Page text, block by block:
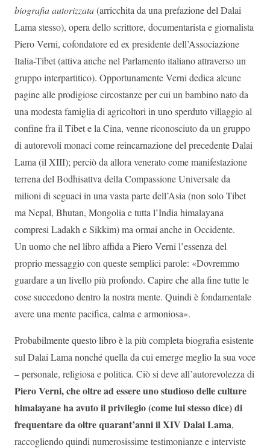
biografia autorizzata(arricchita da una prefazione del Dalai
Lama stesso), opera dello scrittore, documentarista e giornalista
Piero Verni, cofondatore ed ex presidente dell’Associazione
Italia-Tibet (attiva anche nel Parlamento italiano attraverso un
gruppo interpartitico). Opportunamente Verni dedica alcune
pagine alle prodigiose circostanze per cui un bambino nato da
una modesta famiglia di agricoltori in uno sperduto villaggio al
confine fra il Tibet e la Cina, venne riconosciuto da un gruppo
di autorevoli monaci come reincarnazione del precedente Dalai
Lama (il XIII); perciò da allora venerato come manifestazione
terrena del Bodhisattva della Compassione Universale da
milioni di seguaci in una vasta parte dell’Asia (non solo Tibet
ma Nepal, Bhutan, Mongolia e tutta l’India himalayana
compresi Ladakh e Sikkim) ma ormai anche in Occidente.
Un uomo che nel libro affida a Piero Verni l’essenza del
proprio messaggio con queste semplici parole: «Dovremmo
guardare a un livello più profondo. Capire che alla fine tutte le
cose succedono dentro la nostra mente. Quindi è fondamentale
avere una mente pacifica, calma e armoniosa».
Probabilmente questo libro è la più completa biografia esistente
sul Dalai Lama nonché quella da cui emerge meglio la sua voce
– personale, religiosa e politica. Ciò si deve all’autorevolezza di
Piero Verni, che oltre ad essere uno studioso delle culture
himalayane ha avuto il privilegio (come lui stesso dice) di
frequentare da oltre quarant’anni il XIV Dalai Lama,
raccogliendo quindi numerosissime testimonianze e interviste